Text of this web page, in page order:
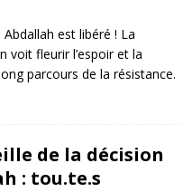
est libéré ! La
voit fleurir l’espoir et la
parcours de la résistance.
de la décision
: tou.te.s